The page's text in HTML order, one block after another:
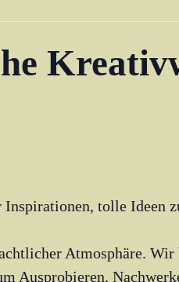
tolle Ideen
Atmosphäre.
Ausprobieren,